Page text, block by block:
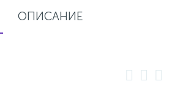
ОПИСАНИЕ